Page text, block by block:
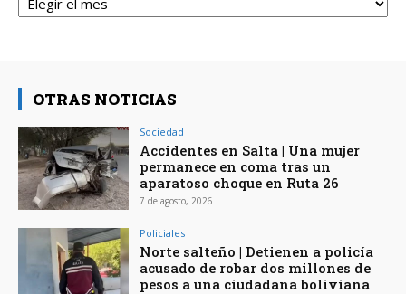
OTRAS NOTICIAS
Sociedad
Accidentes en Salta | Una mujer
permanece en coma tras un
aparatoso choque en Ruta 26
7 de agosto, 2026
Policiales
Norte salteño | Detienen a policía
acusado de robar dos millones de
pesos a una ciudadana boliviana